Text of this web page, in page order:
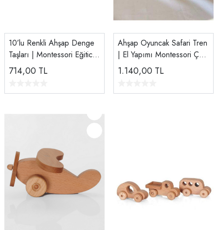
10’lu Renkli Ahşap Denge
Taşları | Montessori Eğitici
Oyuncak
714,00 TL
Ahşap Oyuncak Safari Tren
| El Yapımı Montessori Çek
Çocuk Treni | Tiny Wood
1.140,00 TL